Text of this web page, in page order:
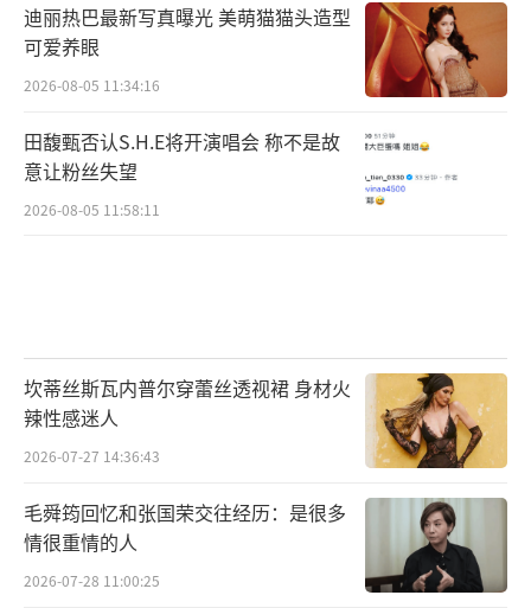
迪丽热巴最新写真曝光 美萌猫猫头造型
可爱养眼
2026-08-05 11:34:16
田馥甄否认S.H.E将开演唱会 称不是故
意让粉丝失望
2026-08-05 11:58:11
坎蒂丝斯瓦内普尔穿蕾丝透视裙 身材火
辣性感迷人
2026-07-27 14:36:43
毛舜筠回忆和张国荣交往经历：是很多
情很重情的人
2026-07-28 11:00:25